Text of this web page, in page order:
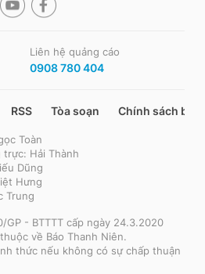
Liên hệ quảng cáo
0908 780 404
RSS Tòa soạn Chính sách bảo
Toàn
Hải Thành
Dũng
Hưng
Trung
GP - BTTTT cấp ngày 24.3.2020
về Báo Thanh Niên.
thức nếu không có sự chấp thuận